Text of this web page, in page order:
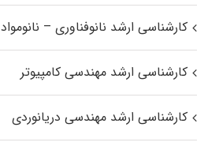
کارشناسی ارشد نانوفناوری – نانومواد
کارشناسی ارشد مهندسی کامپیوتر
کارشناسی ارشد مهندسی دریانوردی